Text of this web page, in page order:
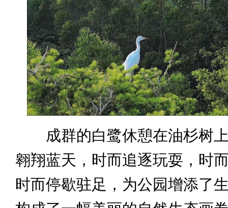
成群的白鹭休憩在油杉树上
翱翔蓝天，时而追逐玩耍，时
时而停歇驻足，为公园增添了